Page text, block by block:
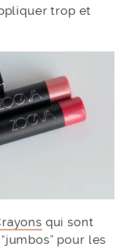
trop et
qui sont
pour les